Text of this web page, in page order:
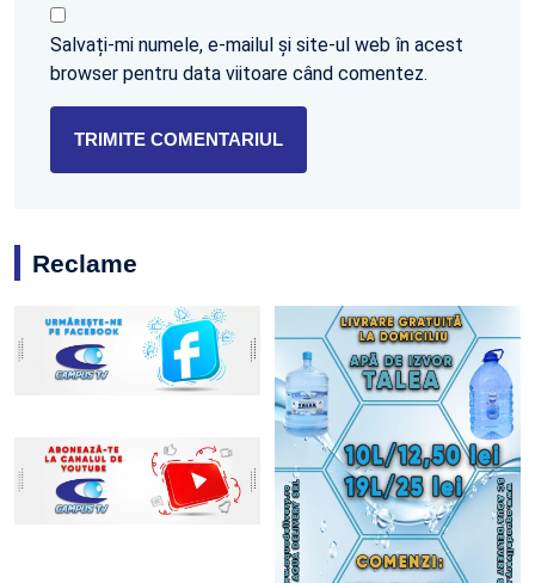
Salvați-mi numele, e-mailul și site-ul web în acest
browser pentru data viitoare când comentez.
Reclame